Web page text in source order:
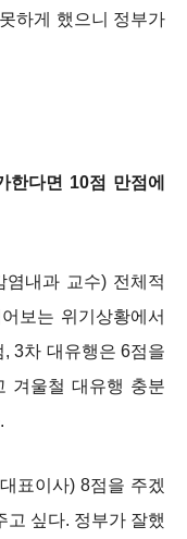
하게 했으니 정부가
다면 10점 만점에
내과 교수) 전체적
보는 위기상황에서
3차 대유행은 6점을
겨울철 대유행 충분
표이사) 8점을 주겠
고 싶다. 정부가 잘했